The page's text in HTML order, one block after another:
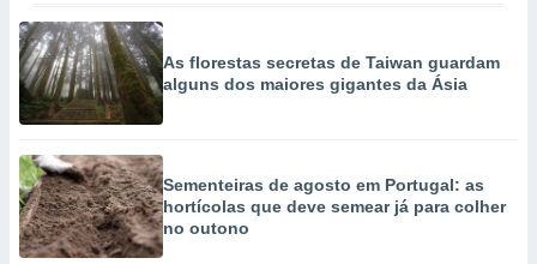
As florestas secretas de Taiwan guardam
alguns dos maiores gigantes da Ásia
Sementeiras de agosto em Portugal: as
hortícolas que deve semear já para colher
no outono